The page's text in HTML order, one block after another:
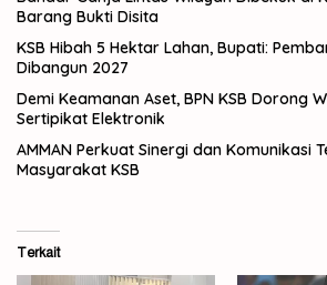
Barang Bukti Disita
KSB Hibah 5 Hektar Lahan, Bupati:
Dibangun 2027
Demi Keamanan Aset, BPN KSB Dorong
Sertipikat Elektronik
AMMAN Perkuat Sinergi dan Komunikasi
Masyarakat KSB
Terkait